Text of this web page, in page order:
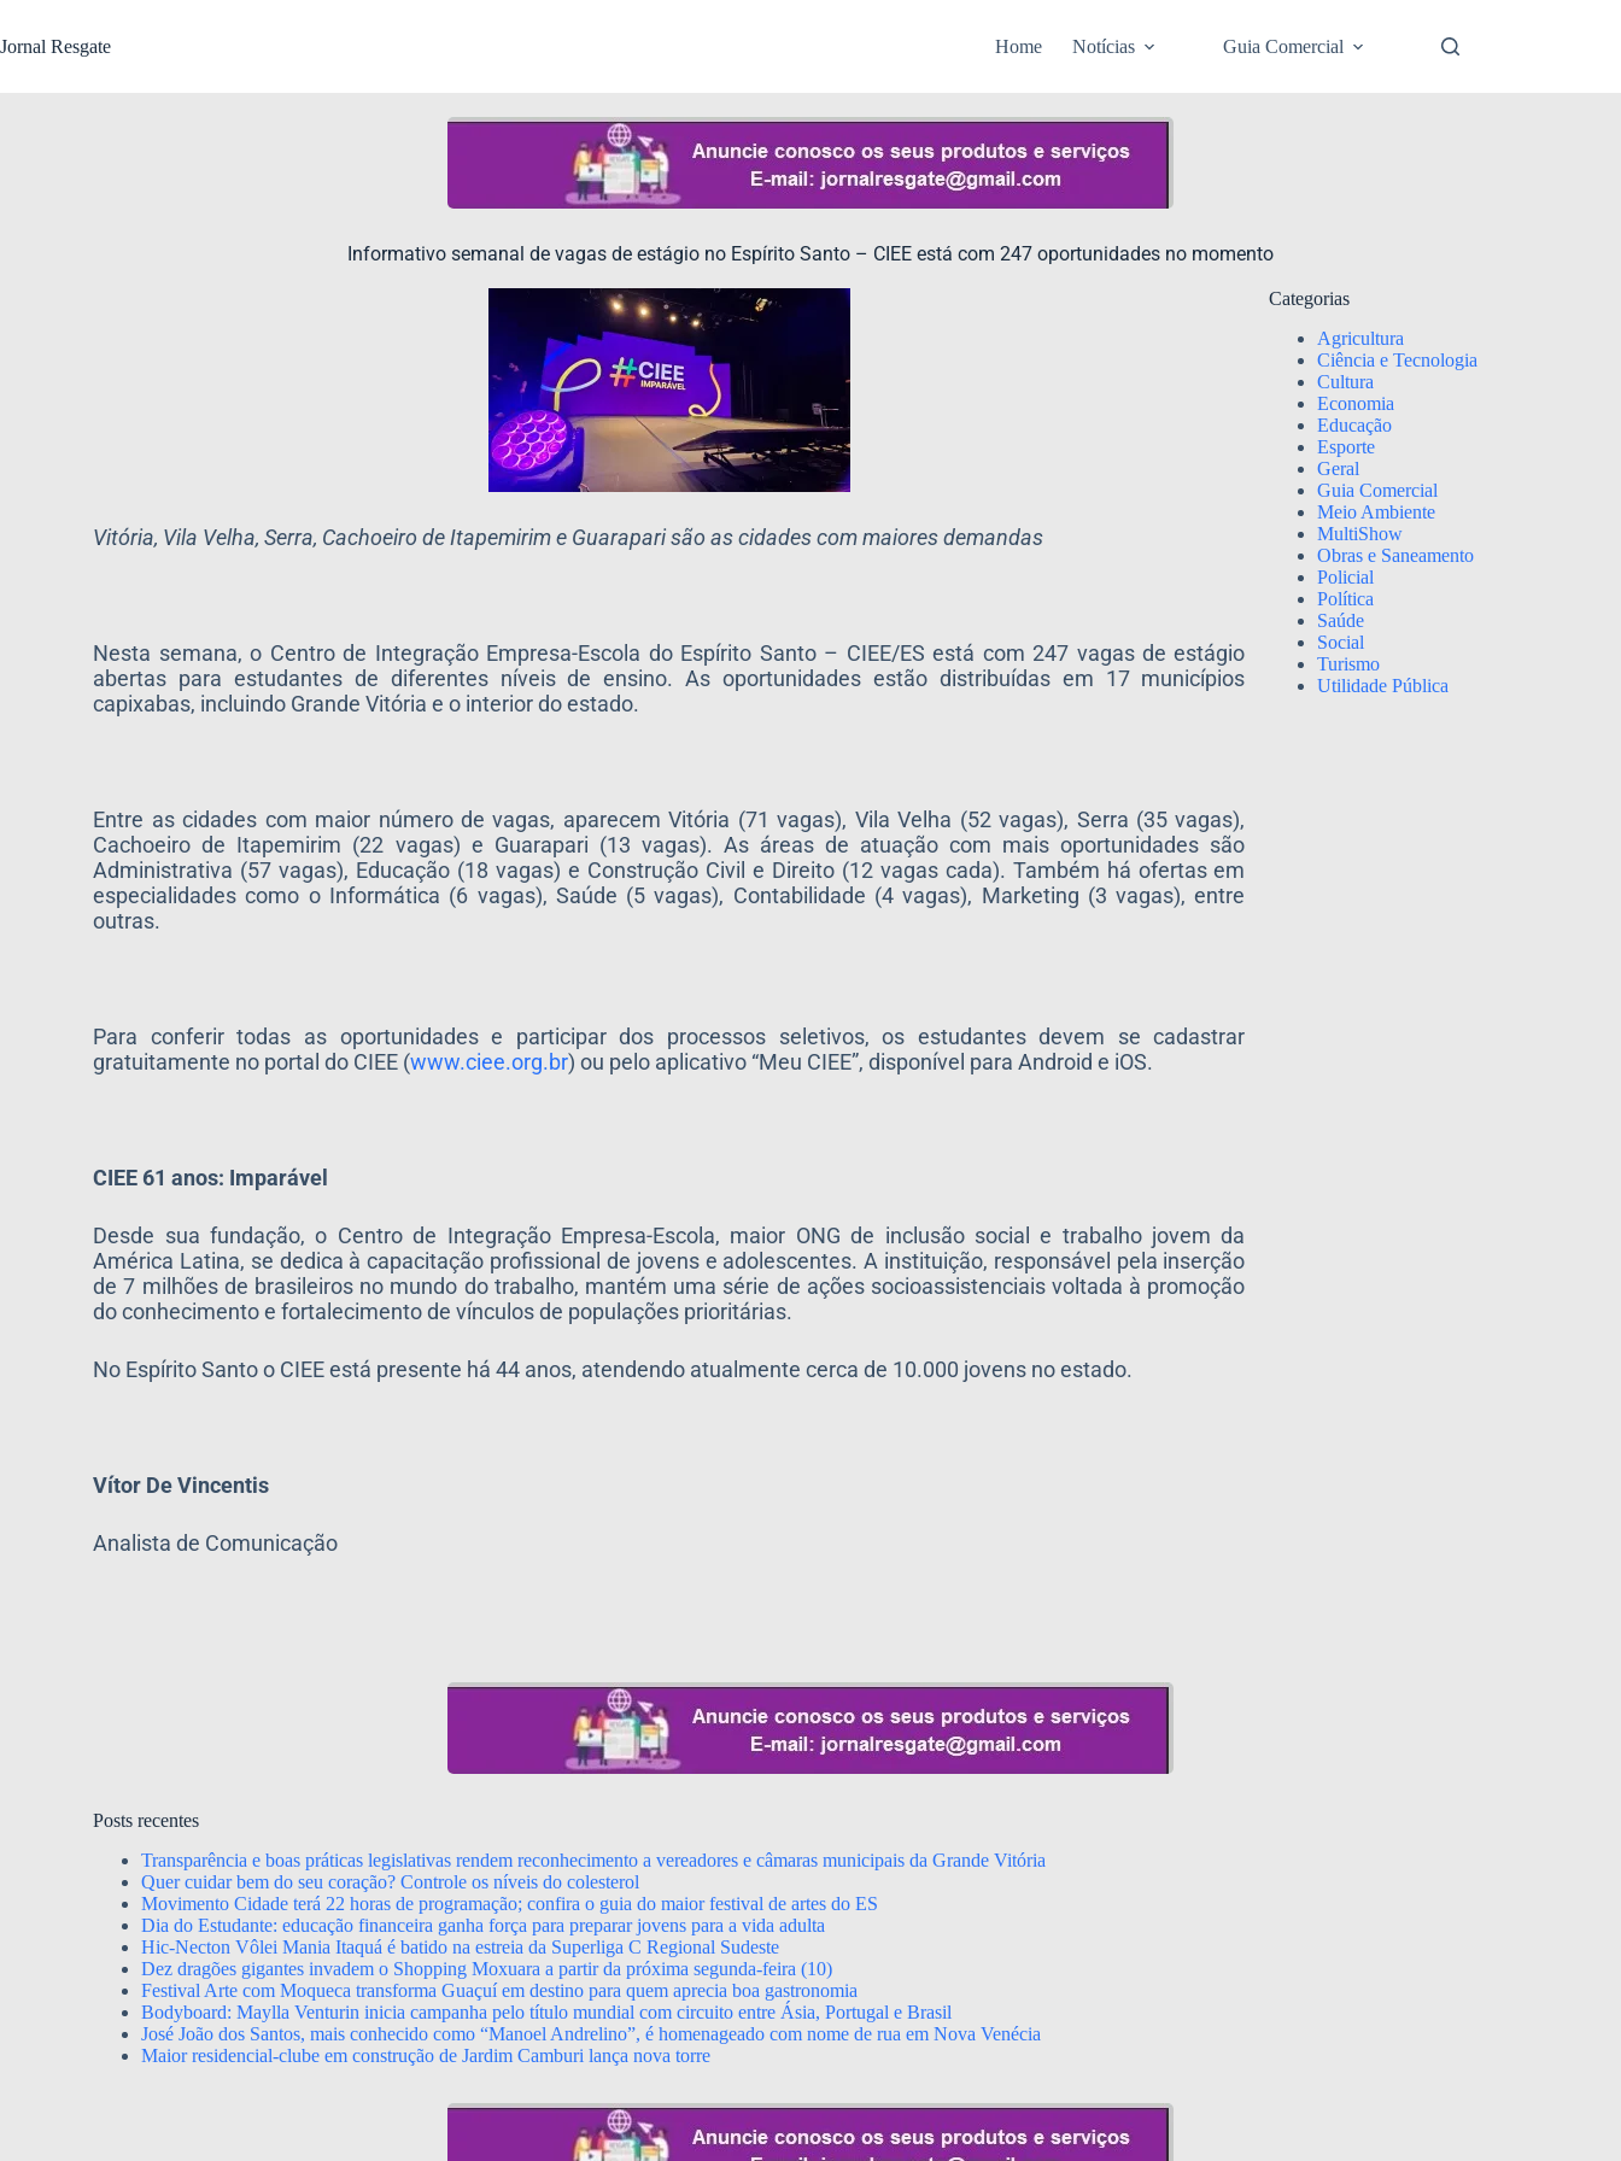
Jornal Resgate Home Notícias Guia Comercial
Informativo semanal de vagas de estágio no Espírito Santo – CIEE está com 247 oportunidades no momento
Vitória, Vila Velha, Serra, Cachoeiro de Itapemirim e Guarapari são as cidades com maiores demandas
Nesta semana, o Centro de Integração Empresa-Escola do Espírito Santo – CIEE/ES está com 247 vagas de estágio
abertas para estudantes de diferentes níveis de ensino. As oportunidades estão distribuídas em 17 municípios
capixabas, incluindo Grande Vitória e o interior do estado.
Entre as cidades com maior número de vagas, aparecem Vitória (71 vagas), Vila Velha (52 vagas), Serra (35 vagas),
Cachoeiro de Itapemirim (22 vagas) e Guarapari (13 vagas). As áreas de atuação com mais oportunidades são
Administrativa (57 vagas), Educação (18 vagas) e Construção Civil e Direito (12 vagas cada). Também há ofertas em
especialidades como o Informática (6 vagas), Saúde (5 vagas), Contabilidade (4 vagas), Marketing (3 vagas), entre
outras.
Para conferir todas as oportunidades e participar dos processos seletivos, os estudantes devem se cadastrar
gratuitamente no portal do CIEE (www.ciee.org.br) ou pelo aplicativo “Meu CIEE”, disponível para Android e iOS.
CIEE 61 anos: Imparável
Desde sua fundação, o Centro de Integração Empresa-Escola, maior ONG de inclusão social e trabalho jovem da
América Latina, se dedica à capacitação profissional de jovens e adolescentes. A instituição, responsável pela inserção
de 7 milhões de brasileiros no mundo do trabalho, mantém uma série de ações socioassistenciais voltada à promoção
do conhecimento e fortalecimento de vínculos de populações prioritárias.
No Espírito Santo o CIEE está presente há 44 anos, atendendo atualmente cerca de 10.000 jovens no estado.
Vítor De Vincentis
Analista de Comunicação
Categorias
Agricultura
Ciência e Tecnologia
Cultura
Economia
Educação
Esporte
Geral
Guia Comercial
Meio Ambiente
MultiShow
Obras e Saneamento
Policial
Política
Saúde
Social
Turismo
Utilidade Pública
Posts recentes
Transparência e boas práticas legislativas rendem reconhecimento a vereadores e câmaras municipais da Grande Vitória
Quer cuidar bem do seu coração? Controle os níveis do colesterol
Movimento Cidade terá 22 horas de programação; confira o guia do maior festival de artes do ES
Dia do Estudante: educação financeira ganha força para preparar jovens para a vida adulta
Hic-Necton Vôlei Mania Itaquá é batido na estreia da Superliga C Regional Sudeste
Dez dragões gigantes invadem o Shopping Moxuara a partir da próxima segunda-feira (10)
Festival Arte com Moqueca transforma Guaçuí em destino para quem aprecia boa gastronomia
Bodyboard: Maylla Venturin inicia campanha pelo título mundial com circuito entre Ásia, Portugal e Brasil
José João dos Santos, mais conhecido como “Manoel Andrelino”, é homenageado com nome de rua em Nova Venécia
Maior residencial-clube em construção de Jardim Camburi lança nova torre